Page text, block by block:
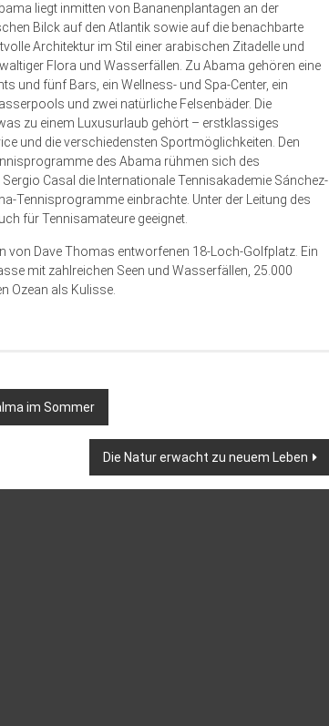
liegt inmitten von Bananenplantagen an der
Bilck auf den Atlantik sowie auf die benachbarte
Architektur im Stil einer arabischen Zitadelle und
Flora und Wasserfällen. Zu Abama gehören eine
und fünf Bars, ein Wellness- und Spa-Center, ein
und zwei natürliche Felsenbäder. Die
zu einem Luxusurlaub gehört – erstklassiges
und die verschiedensten Sportmöglichkeiten. Den
des Abama rühmen sich des
Casal die Internationale Tennis­akademie Sánchez-
Tennisprogramme einbrachte. Unter der Leitung des
für Tennisamateure geeignet.
Dave Thomas entworfenen 18-Loch-Golfplatz. Ein
mit zahlreichen Seen und Wasserfällen, 25.000
Ozean als Kulisse.
im Sommer
Die Natur erwacht zu neuem Leben